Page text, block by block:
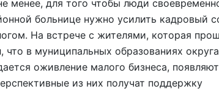
менее, для того чтобы люди
больнице нужно усилить кадровый
На встрече с жителями, которая
что в муниципальных образованиях
оживление малого бизнеса,
из них получат поддержку